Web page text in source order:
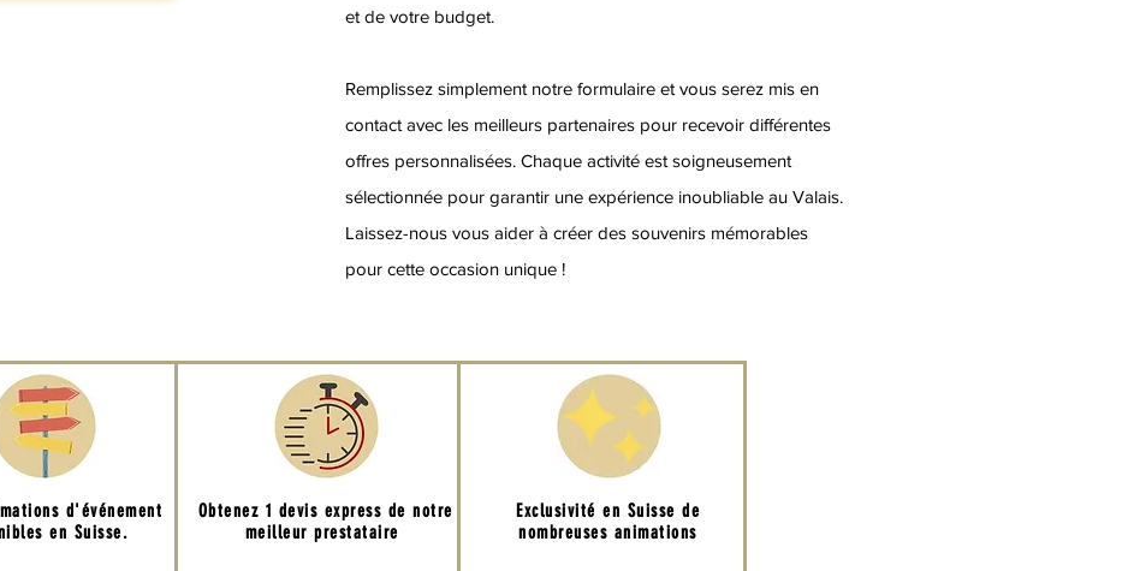
et de votre budget.
Remplissez simplement notre formulaire et vous serez mis en
contact avec les meilleurs partenaires pour recevoir différentes
offres personnalisées. Chaque activité est soigneusement
sélectionnée pour garantir une expérience inoubliable au Valais.
Laissez-nous vous aider à créer des souvenirs mémorables
pour cette occasion unique !
d'événement
en Suisse.
Obtenez 1 devis express de notre
meilleur prestataire
Exclusivité en Suisse de
nombreuses animations